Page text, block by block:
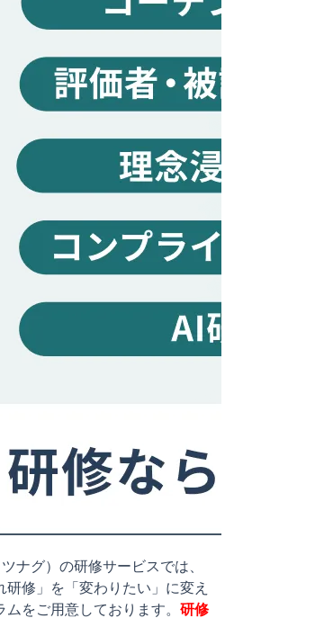
ナグ）の研修サービスでは、
研修」を「変わりたい」に変え
ムをご用意しております。 研修